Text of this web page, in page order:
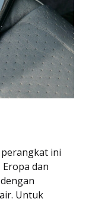
ini
dan
Untuk